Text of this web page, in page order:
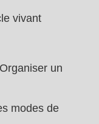
vivant
un
modes de